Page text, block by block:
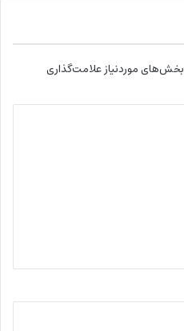
بخش‌های موردنیاز علامت‌گذاری